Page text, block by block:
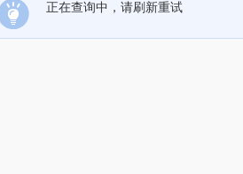
正在查询中，请刷新重试